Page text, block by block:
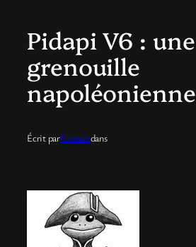
Pidapi V6 : une
grenouille
napoléonienne
Écrit parRomaindans